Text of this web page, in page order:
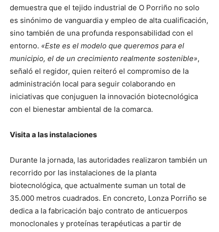
demuestra que el tejido industrial de O Porriño no solo
es sinónimo de vanguardia y empleo de alta cualificación,
sino también de una profunda responsabilidad con el
entorno. «Este es el modelo que queremos para el
municipio, el de un crecimiento realmente sostenible»,
señaló el regidor, quien reiteró el compromiso de la
administración local para seguir colaborando en
iniciativas que conjuguen la innovación biotecnológica
con el bienestar ambiental de la comarca.
Visita a las instalaciones
Durante la jornada, las autoridades realizaron también un
recorrido por las instalaciones de la planta
biotecnológica, que actualmente suman un total de
35.000 metros cuadrados. En concreto, Lonza Porriño se
dedica a la fabricación bajo contrato de anticuerpos
monoclonales y proteínas terapéuticas a partir de